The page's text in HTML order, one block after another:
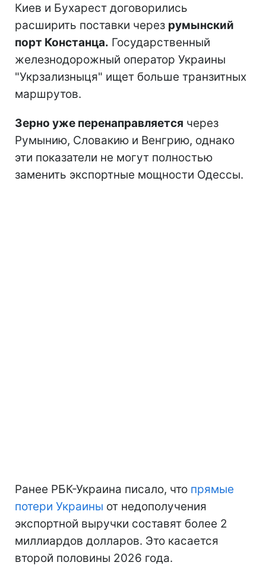
Киев и Бухарест договорились
расширить поставки через румынский
порт Констанца. Государственный
железнодорожный оператор Украины
"Укрзализныця" ищет больше транзитных
маршрутов.
Зерно уже перенаправляется через
Румынию, Словакию и Венгрию, однако
эти показатели не могут полностью
заменить экспортные мощности Одессы.
Ранее РБК-Украина писало, что прямые
потери Украины от недополучения
экспортной выручки составят более 2
миллиардов долларов. Это касается
второй половины 2026 года.